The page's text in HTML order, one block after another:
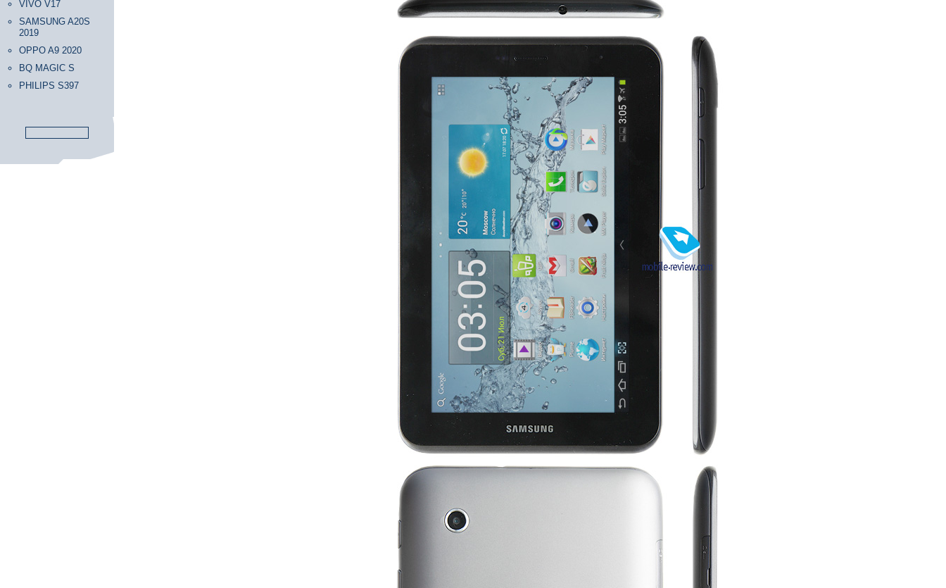
VIVO V17
SAMSUNG A20S
2019
OPPO A9 2020
BQ MAGIC S
PHILIPS S397